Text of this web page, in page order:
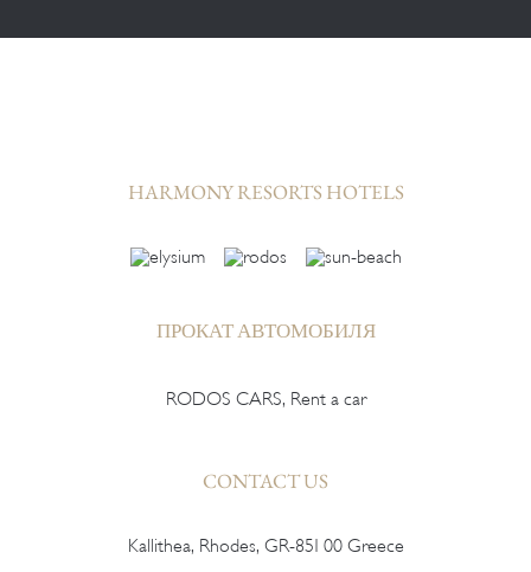
HARMONY RESORTS HOTELS
ПРОКАТ АВТОМОБИЛЯ
RODOS CARS, Rent a car
CONTACT US
Kallithea, Rhodes, GR-851 00 Greece